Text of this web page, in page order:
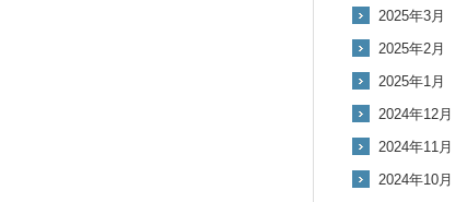
2025年3月
2025年2月
2025年1月
2024年12月
2024年11月
2024年10月